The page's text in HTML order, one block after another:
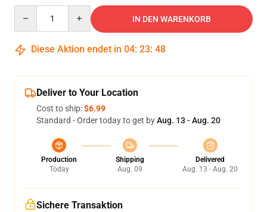
IN DEN WARENKORB
Diese Aktion endet in 04: 23: 47
Deliver to Your Location
Cost to ship:$6.99
Standard - Order today to get byAug. 13 - Aug. 20
Production
Today
Shipping
Aug. 09
Delivered
Aug. 13 - Aug. 20
Sichere Transaktion